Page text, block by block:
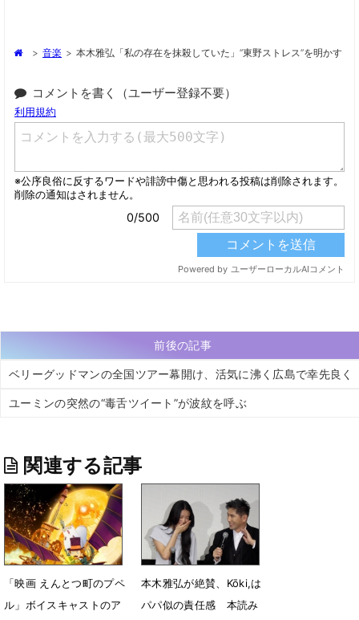
> 音楽 > 本木雅弘「私の存在を抹殺していた」“東野ストレス”を明かす
コメントを書く（ユーザー登録不要）
前後の記事
ベリーグッドマンの全国ツアー幕開け、活気に沸く広島で幸先良く
ユーミンの突然の“毒舌ツイート”が波紋を呼ぶ
関連する記事
「映画 えんとつ町のプペ
ル」ボイスキャストのア
本木雅弘が絶賛、Kōki,は
パパ似の責任感 本読み